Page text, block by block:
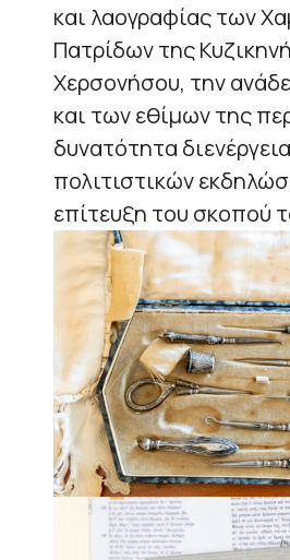
και λαογραφίας των
Πατρίδων της
Χερσονήσου, την
και των εθίμων της
δυνατότητα
πολιτιστικών
επίτευξη του σκοπού